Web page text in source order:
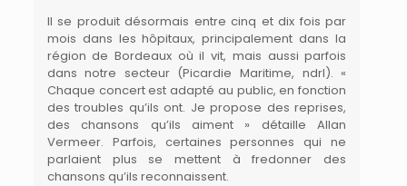
Il se produit désormais entre cinq et dix fois par
mois dans les hôpitaux, principalement dans la
région de Bordeaux où il vit, mais aussi parfois
dans notre secteur (Picardie Maritime, ndrl). «
Chaque concert est adapté au public, en fonction
des troubles qu’ils ont. Je propose des reprises,
des chansons qu’ils aiment » détaille Allan
Vermeer. Parfois, certaines personnes qui ne
parlaient plus se mettent à fredonner des
chansons qu’ils reconnaissent.